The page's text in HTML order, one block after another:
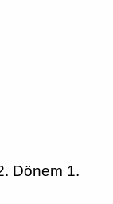
Dönem 1.